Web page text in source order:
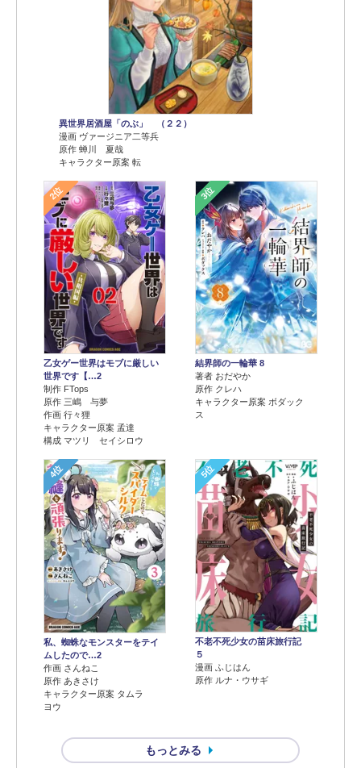
異世界居酒屋「のぶ」 （２２）
漫画 ヴァージニア二等兵
原作 蝉川 夏哉
キャラクター原案 転
2位
乙女ゲー世界はモブに厳しい
世界です【…2
制作 FTops
原作 三嶋 与夢
作画 行々狸
キャラクター原案 孟達
構成 マツリ セイシロウ
3位
結界師の一輪華 8
著者 おだやか
原作 クレハ
キャラクター原案 ボダック
ス
4位
私、蜘蛛なモンスターをテイ
ムしたので…2
作画 さんねこ
原作 あきさけ
キャラクター原案 タムラ
ヨウ
5位
不老不死少女の苗床旅行記
５
漫画 ふじはん
原作 ルナ・ウサギ
もっとみる